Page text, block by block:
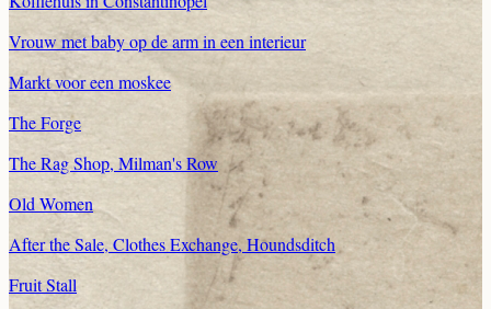
Vrouw met baby op de arm in een interieur
Markt voor een moskee
The Forge
The Rag Shop, Milman's Row
Old Women
After the Sale, Clothes Exchange, Houndsditch
Fruit Stall